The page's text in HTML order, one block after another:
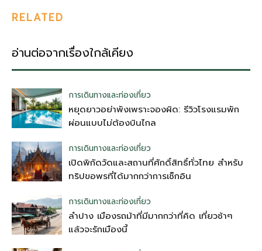
RELATED
อ่านต่อจากเรื่องใกล้เคียง
การเดินทางและท่องเที่ยว
หยุดยาวอย่าพังเพราะจองผิด: รีวิวโรงแรมพัก
ผ่อนแบบไม่ต้องบินไกล
การเดินทางและท่องเที่ยว
เปิดพิกัดวัดและสถานที่ศักดิ์สิทธิ์ทั่วไทย สำหรับ
ทริปขอพรที่ได้มากกว่าการเช็กอิน
การเดินทางและท่องเที่ยว
ลำปาง เมืองรถม้าที่มีมากกว่าที่คิด เที่ยวช้าๆ
แล้วจะรักเมืองนี้